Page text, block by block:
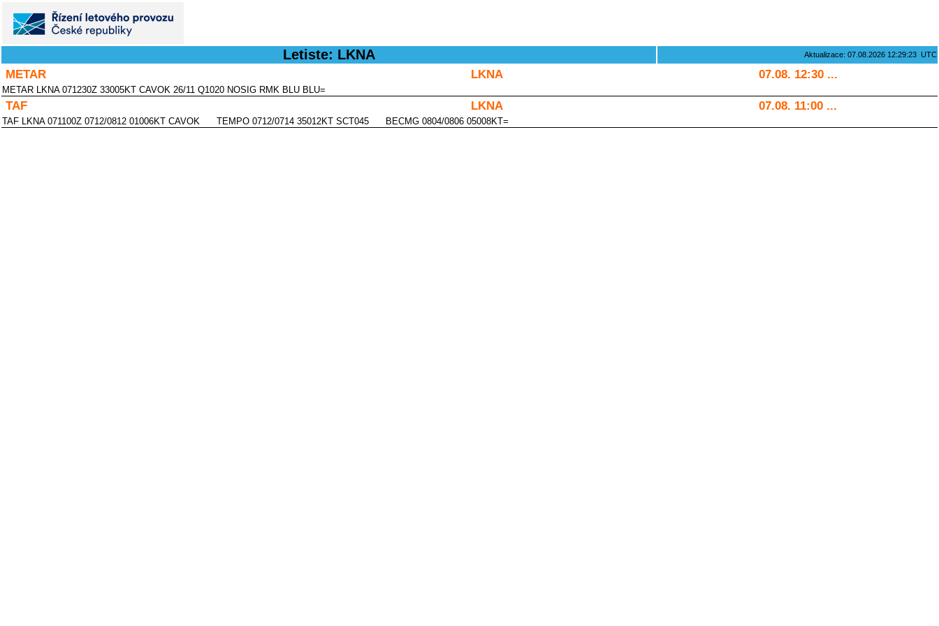
Letiste: LKNA Aktualizace: 07.08.2026 12:29:23 UTC
METAR LKNA 07.08. 12:30 ...
METAR LKNA 071230Z 33005KT CAVOK 26/11 Q1020 NOSIG RMK BLU BLU=
TAF LKNA 07.08. 11:00 ...
TAF LKNA 071100Z 0712/0812 01006KT CAVOK TEMPO 0712/0714 35012KT SCT045 BECMG 0804/0806 05008KT=